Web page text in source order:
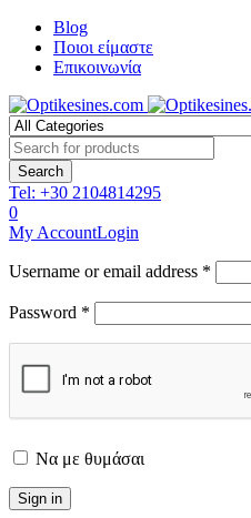
Blog
Ποιοι είμαστε
Επικοινωνία
Tel: +30 2104814295
0
My AccountLogin
Username or email address *
Password *
Να με θυμάσαι